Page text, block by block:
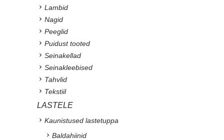
Lambid
Nagid
Peeglid
Puidust tooted
Seinakellad
Seinakleebised
Tahvlid
Tekstiil
LASTELE
Kaunistused lastetuppa
Baldahiinid